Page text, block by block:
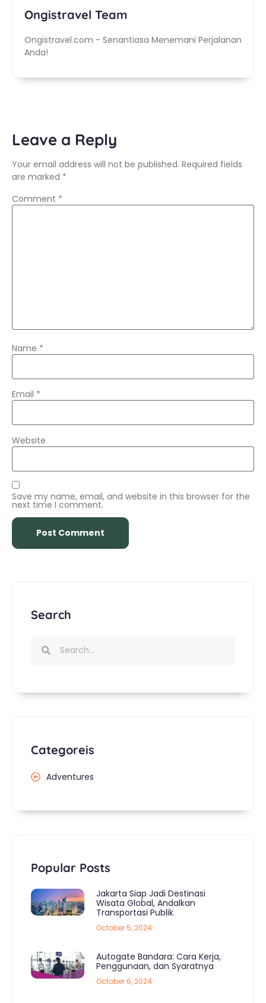
Ongistravel Team
Ongistravel.com - Senantiasa Menemani Perjalanan
Anda!
Leave a Reply
Your email address will not be published. Required fields
are marked *
Comment *
Name *
Email *
Website
Save my name, email, and website in this browser for the
next time I comment.
Search
Categoreis
Adventures
Popular Posts
Jakarta Siap Jadi Destinasi
Wisata Global, Andalkan
Transportasi Publik
October 5, 2024
Autogate Bandara: Cara Kerja,
Penggunaan, dan Syaratnya
October 6, 2024